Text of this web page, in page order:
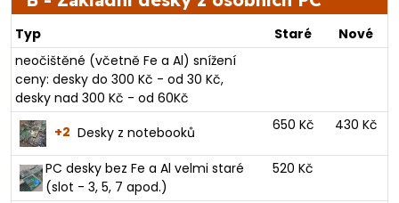
Typ Staré
Nové
neočištěné (včetně Fe a Al) snížení
ceny: desky do 300 Kč - od 30 Kč,
desky nad 300 Kč - od 60Kč
+2 Desky z notebooků 650 Kč 430 Kč
PC desky bez Fe a Al velmi staré
(slot - 3, 5, 7 apod.)
520 Kč